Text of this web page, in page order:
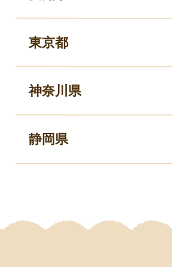
東京都
神奈川県
静岡県